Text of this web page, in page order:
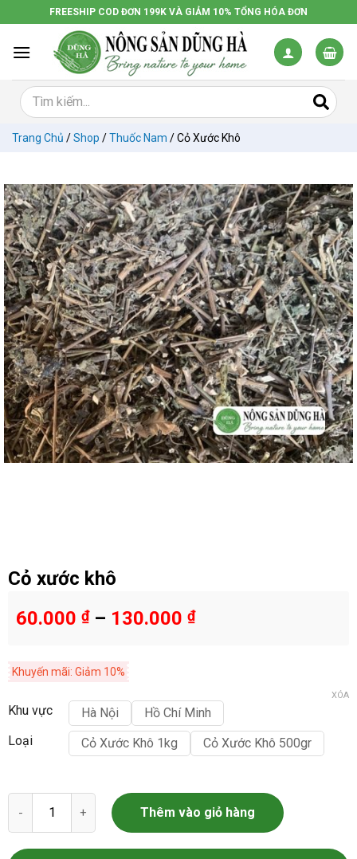
đến
dung
FREESHIP COD ĐƠN 199K VÀ GIẢM 10% TỔNG HÓA ĐƠN
Trang Chủ /Shop /Thuốc Nam /Cỏ Xước Khô
Cỏ xước khô
60.000 ₫– 130.000 ₫
Khuyến mãi: Giảm 10%
Khu vực Hà Nội
Hồ Chí Minh
Loại
Cỏ Xước Khô 1kg Cỏ Xước Khô 500gr
XÓA
Cỏ xước khô số lượng
Thêm vào giỏ hàng